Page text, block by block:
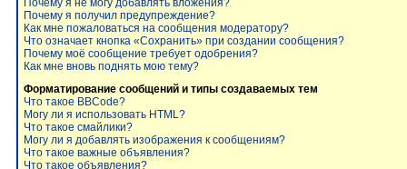
Почему я не могу добавлять вложения?
Почему я получил предупреждение?
Как мне пожаловаться на сообщения модератору?
Что означает кнопка «Сохранить» при создании сообщения?
Почему моё сообщение требует одобрения?
Как мне вновь поднять мою тему?
Форматирование сообщений и типы создаваемых тем
Что такое BBCode?
Могу ли я использовать HTML?
Что такое смайлики?
Могу ли я добавлять изображения к сообщениям?
Что такое важные объявления?
Что такое объявления?